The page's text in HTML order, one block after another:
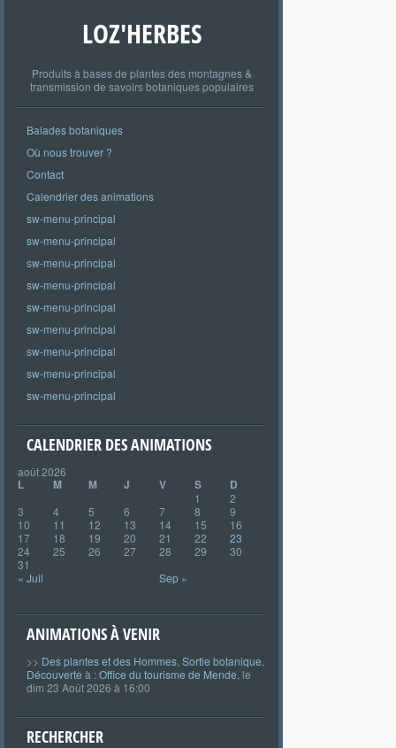
LOZ'HERBES
Produits à bases de plantes des montagnes &
transmission de savoirs botaniques populaires
Balades botaniques
Où nous trouver ?
Contact
Calendrier des animations
sw-menu-principal
sw-menu-principal
sw-menu-principal
sw-menu-principal
sw-menu-principal
sw-menu-principal
sw-menu-principal
sw-menu-principal
sw-menu-principal
CALENDRIER DES ANIMATIONS
août 2026
L M M J V S D
1
2
3
4 5 6 7 8
9
10
11 12 13 14 15
16
17
18 19 20 21 22
23
24
25 26 27 28 29
30
31
« Juil
Sep »
ANIMATIONS À VENIR
>> Des plantes et des Hommes Sortie botanique
Découverte à :Office du tourisme de Mende , le
dim 23 Août 2026 à 16:00
RECHERCHER